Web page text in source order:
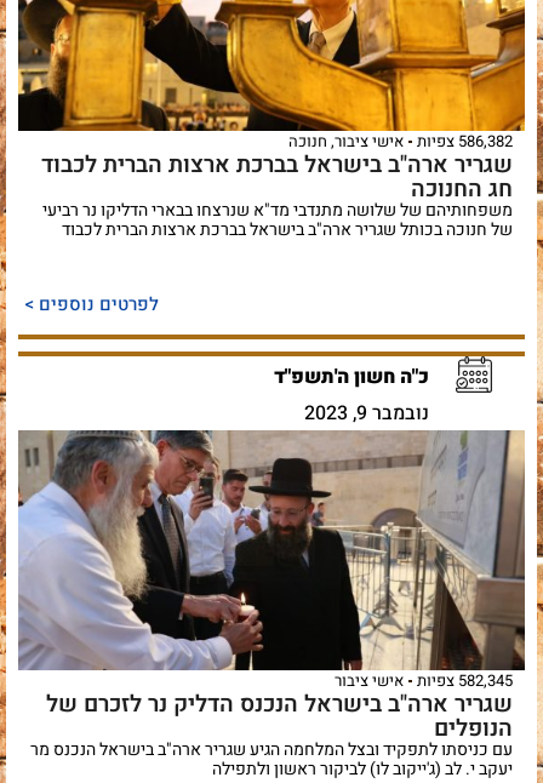
586,382 צפיות אישי ציבור, חנוכה
שגריר ארה"ב בישראל בברכת ארצות הברית לכבוד
חג החנוכה
משפחותיהם של שלושה מתנדבי מד"א שנרצחו בבארי הדליקו נר רביעי
של חנוכה בכותל שגריר ארה"ב בישראל בברכת ארצות הברית לכבוד
לפרטים נוספים >
כ"ה חשון ה'תשפ"ד
נובמבר 9, 2023
582,345 צפיות אישי ציבור
שגריר ארה"ב בישראל הנכנס הדליק נר לזכרם של
הנופלים
עם כניסתו לתפקיד ובצל המלחמה הגיע שגריר ארה"ב בישראל הנכנס מר
יעקב י. לב (ג'ייקוב לו) לביקור ראשון ולתפילה